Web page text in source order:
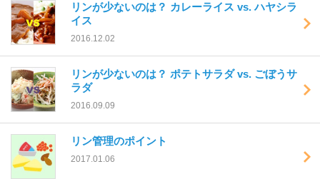
リンが少ないのは？ カレーライス vs. ハヤシラ
イス
2016.12.02
リンが少ないのは？ ポテトサラダ vs. ごぼうサ
ラダ
2016.09.09
リン管理のポイント
2017.01.06